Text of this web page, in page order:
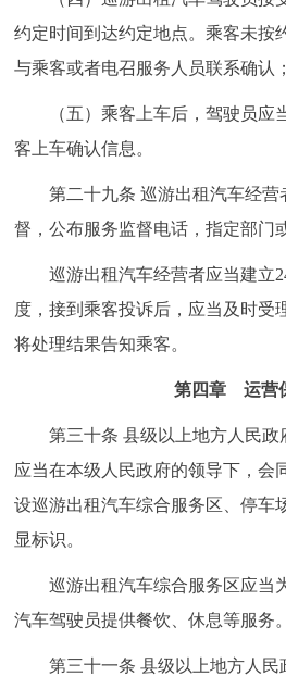
约定时间到达约定地点。乘客未按
与乘客或者电召服务人员联系确认；
（五）乘客上车后，驾驶员应
客上车确认信息。
第二十九条 巡游出租汽车经营
督，公布服务监督电话，指定部门
巡游出租汽车经营者应当建立
度，接到乘客投诉后，应当及时受
将处理结果告知乘客。
第四章 运营
第三十条 县级以上地方人民政
应当在本级人民政府的领导下，会
设巡游出租汽车综合服务区、停车
显标识。
巡游出租汽车综合服务区应当
汽车驾驶员提供餐饮、休息等服务。
第三十一条 县级以上地方人民